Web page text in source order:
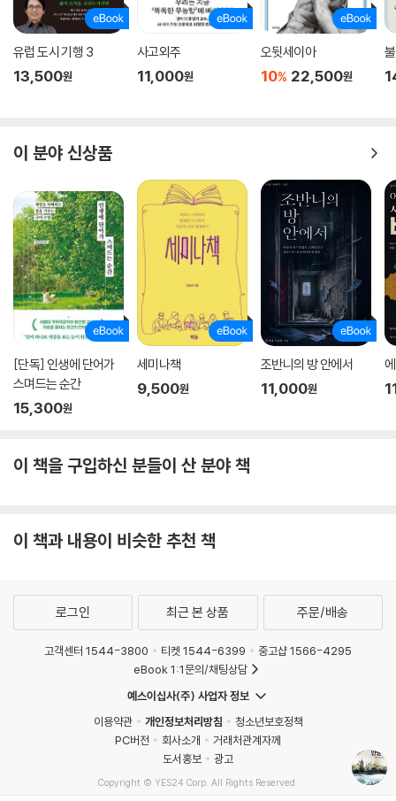
부유한 국가에 사는 10억 명과 반복되는 질병, 조기 사망률, 최저 생계 수
준에서 살아가는 30억 명 간의 차이를 줄여야 한다. 따라서 필수적인 물,
식량, 에너지, 물질적 필요를 충족하는 것이 최우선 과제가 될 것이다. _바
바츨라프 스밀은 우리가 직면한 문제를 해결하기 위해서 가장 필요한 발명
변화시킬 수 있는지에 초점을 맞추는 것이다. 현재 시점에서 기존의 불평
등을 크게 줄이고 건강, 교육, 소득 격차를 좁힐 수 있는 발명과 혁신이 필
요하다는 것을 의미한다. 놀라운 발명을 통해 미래의 혜택을 추구하는 것
과 이미 확립된 기술을 전 세계적으로 유용하게 활용하는 것 사이의 균형
을 이야기하며 미래 기술이 올바르게 나아갈 방향까지 제시한다.
유럽 도시 기행 3
13,500원
사고외주
11,000원
오뒷세이아
10% 22,500원
이 분야 신상품
[단독] 인생에 단어가
스며드는 순간
15,300원
세미나책
9,500원
조반니의 방 안에서
11,000원
이 책을 구입하신 분들이 산 분야 책
이 책과 내용이 비슷한 추천 책
로그인 최근 본 상품 주문/배송
고객센터 1544-3800 티켓 1544-6399
중고샵 1566-4295
eBook 1:1문의/채팅상담
예스이십사(주) 사업자 정보
이용약관
개인정보처리방침
청소년보호정책
PC버전
회사소개
거래처관계자께
도서홍보
광고
Copyright © YES24 Corp. All Rights Reserved.